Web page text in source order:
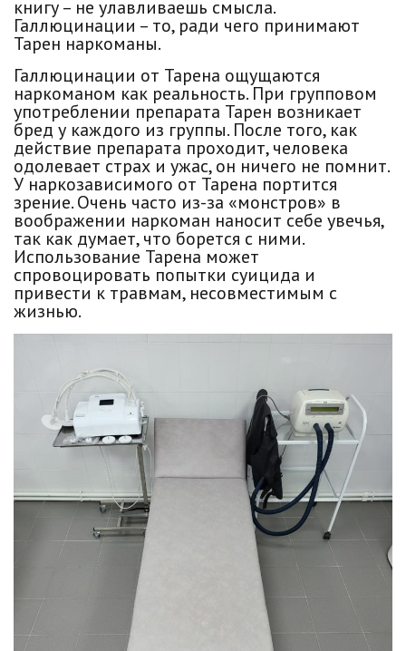
книгу – не улавливаешь смысла.
Галлюцинации – то, ради чего принимают
Тарен наркоманы.
Галлюцинации от Тарена ощущаются
наркоманом как реальность. При групповом
употреблении препарата Тарен возникает
бред у каждого из группы. После того, как
действие препарата проходит, человека
одолевает страх и ужас, он ничего не помнит.
У наркозависимого от Тарена портится
зрение. Очень часто из-за «монстров» в
воображении наркоман наносит себе увечья,
так как думает, что борется с ними.
Использование Тарена может
спровоцировать попытки суицида и
привести к травмам, несовместимым с
жизнью.